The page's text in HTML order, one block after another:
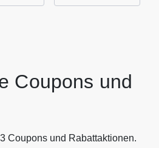
Alle aktuellen Gutscheine und
findest Du immer hier auf
Coupons und
Coupons und Rabattaktionen.